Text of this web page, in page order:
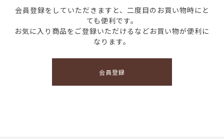
会員登録をしていただきますと、二度目のお買い物時にと
ても便利です。
お気に入り商品をご登録いただけるなどお買い物が便利に
なります。
会員登録